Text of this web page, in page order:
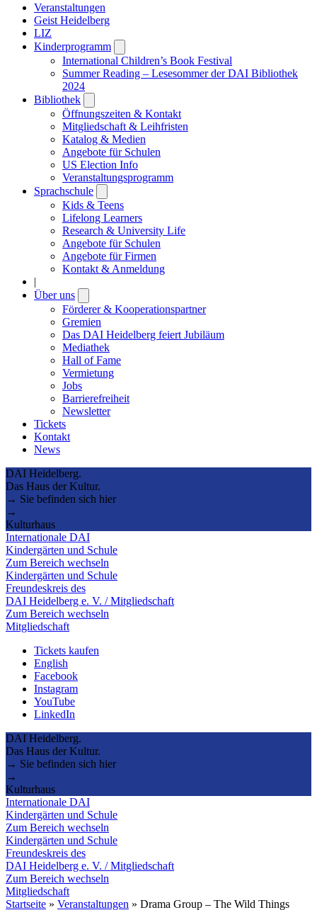
Veranstaltungen
Geist Heidelberg
LIZ
Kinderprogramm
submenu
International Children’s Book Festival
Summer Reading – Lesesommer der DAI Bibliothek
2024
Bibliothek
submenu
Öffnungszeiten & Kontakt
Mitgliedschaft & Leihfristen
Katalog & Medien
Angebote für Schulen
US Election Info
Veranstaltungsprogramm
Sprachschule
submenu
Kids & Teens
Lifelong Learners
Research & University Life
Angebote für Schulen
Angebote für Firmen
Kontakt & Anmeldung
|
Über uns
submenu
Förderer & Kooperationspartner
Gremien
Das DAI Heidelberg feiert Jubiläum
Mediathek
Hall of Fame
Vermietung
Jobs
Barrierefreiheit
Newsletter
Tickets
Kontakt
News
DAI Heidelberg.
Das Haus der Kultur.
→ Sie befinden sich hier
→
Kulturhaus
Internationale DAI
Kindergärten und Schule
Zum Bereich wechseln
Kindergärten und Schule
Freundeskreis des
DAI Heidelberg e. V. / Mitgliedschaft
Zum Bereich wechseln
Mitgliedschaft
Tickets kaufen
English
Facebook
Instagram
YouTube
LinkedIn
DAI Heidelberg.
Das Haus der Kultur.
→ Sie befinden sich hier
→
Kulturhaus
Internationale DAI
Kindergärten und Schule
Zum Bereich wechseln
Kindergärten und Schule
Freundeskreis des
DAI Heidelberg e. V. / Mitgliedschaft
Zum Bereich wechseln
Mitgliedschaft
Startseite » Veranstaltungen » Drama Group – The Wild Things